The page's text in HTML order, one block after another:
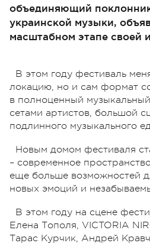
объединяющий
украинской музыки,
масштабном этапе своей
В этом году фестиваль
локацию, но и сам формат
в полноценный
сетами артистов, большой
подлинного музыкального
Новым домом фестиваля
– современное
еще больше возможностей
новых эмоций и
В этом году на сцене
Елена Тополя, VICTORIA
Тарас Курчик, Андрей